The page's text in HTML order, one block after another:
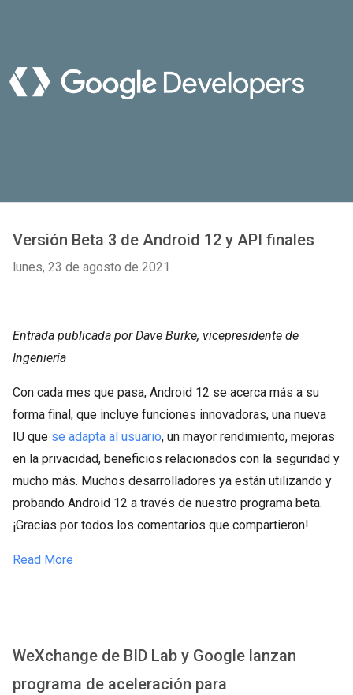
Versión Beta 3 de Android 12 y API finales
lunes, 23 de agosto de 2021
Entrada publicada por Dave Burke, vicepresidente de
Ingeniería
Con cada mes que pasa, Android 12 se acerca más a su
forma final, que incluye funciones innovadoras, una nueva
IU que se adapta al usuario, un mayor rendimiento, mejoras
en la privacidad, beneficios relacionados con la seguridad y
mucho más. Muchos desarrolladores ya están utilizando y
probando Android 12 a través de nuestro programa beta.
¡Gracias por todos los comentarios que compartieron!
Read More
WeXchange de BID Lab y Google lanzan
programa de aceleración para